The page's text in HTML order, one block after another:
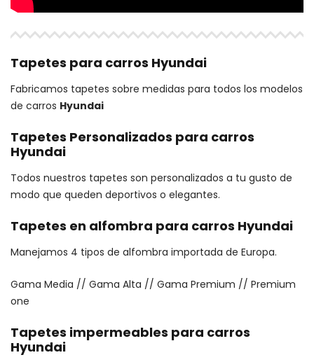
Tapetes para carros Hyundai
Fabricamos tapetes sobre medidas para todos los modelos
de carros Hyundai
Tapetes Personalizados para carros
Hyundai
Todos nuestros tapetes son personalizados a tu gusto de
modo que queden deportivos o elegantes.
Tapetes en alfombra para carros Hyundai
Manejamos 4 tipos de alfombra importada de Europa.
Gama Media // Gama Alta // Gama Premium // Premium
one
Tapetes impermeables para carros
Hyundai